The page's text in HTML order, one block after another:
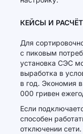
КЕЙСЫ И
Для
с пиковым
установка СЭС
выработка в
в год. Экономия
000 гривен
Если
способен
отключении